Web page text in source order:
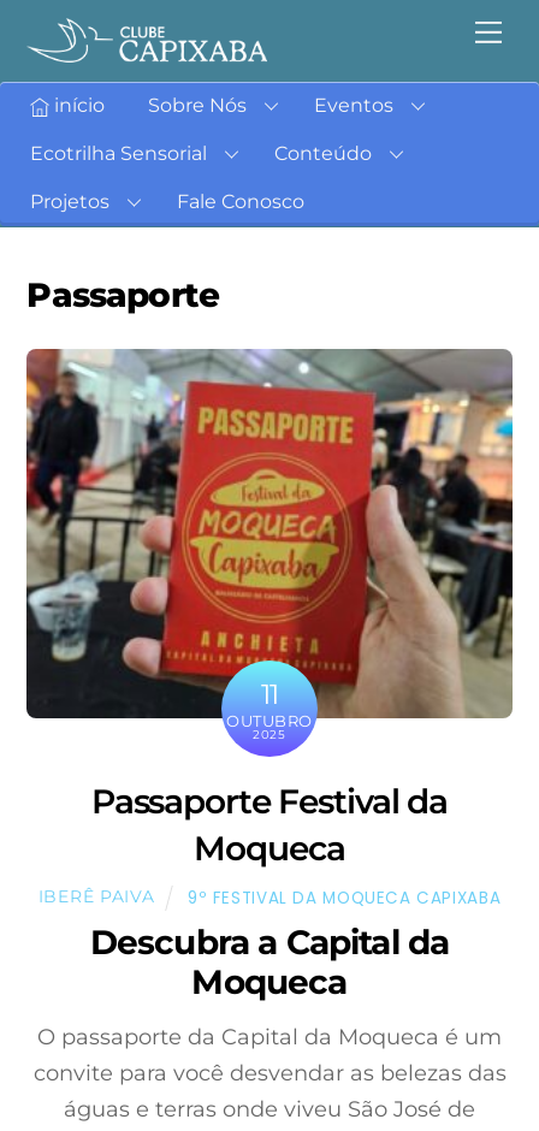
início Sobre Nós Eventos
Ecotrilha Sensorial Conteúdo
Projetos Fale Conosco
Passaporte
11
OUTUBRO
2025
Passaporte Festival da
Moqueca
IBERÊ PAIVA 9º FESTIVAL DA MOQUECA CAPIXABA
Descubra a Capital da
Moqueca
O passaporte da Capital da Moqueca é um
convite para você desvendar as belezas das
águas e terras onde viveu São José de